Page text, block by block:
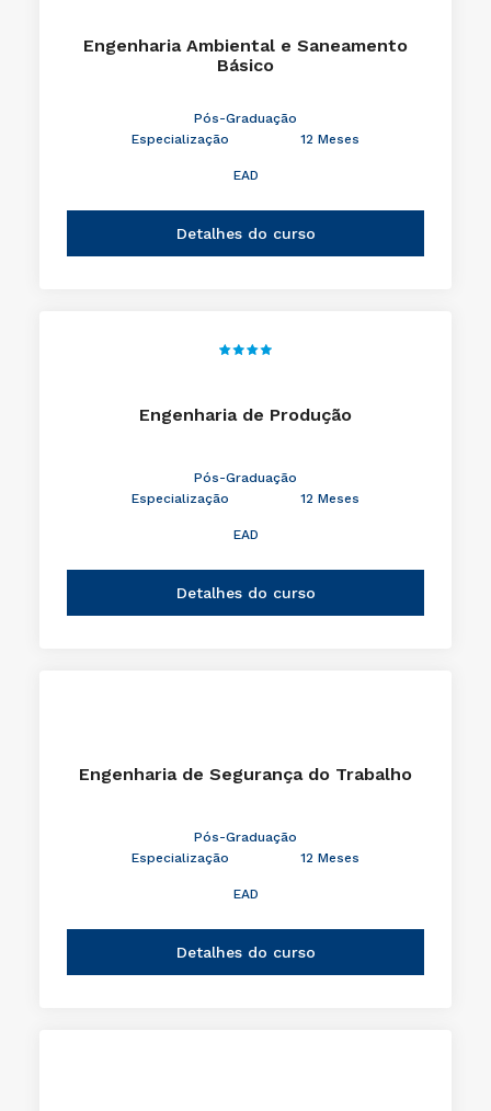
Engenharia Ambiental e Saneamento
Básico
Pós-Graduação
Especialização
12 Meses
EAD
Detalhes do curso
Engenharia de Produção
Pós-Graduação
Especialização
12 Meses
EAD
Detalhes do curso
Engenharia de Segurança do Trabalho
Pós-Graduação
Especialização
12 Meses
EAD
Detalhes do curso